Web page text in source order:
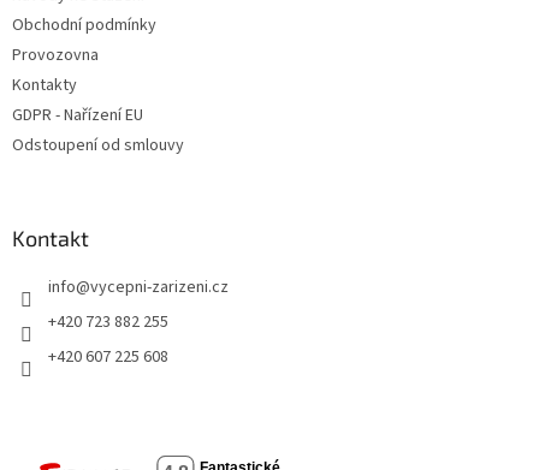
Obchodní podmínky
Provozovna
Kontakty
GDPR - Nařízení EU
Odstoupení od smlouvy
Kontakt
info@vycepni-zarizeni.cz
+420 723 882 255
+420 607 225 608